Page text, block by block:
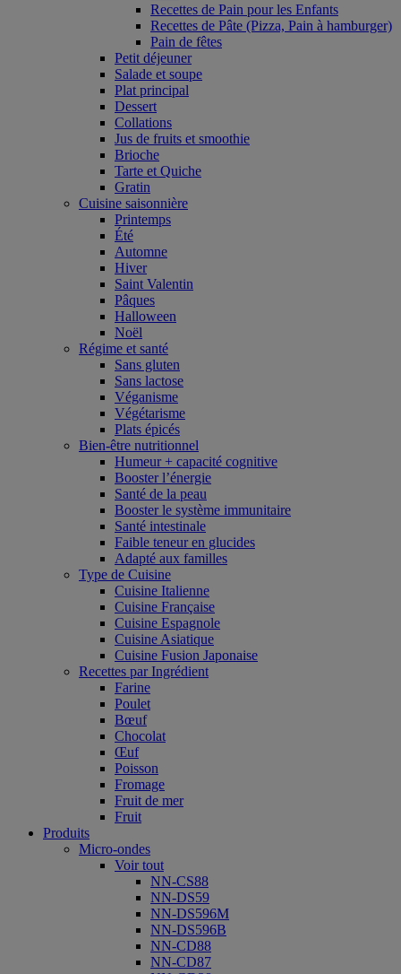
Recettes de Pain pour les Enfants
Recettes de Pâte (Pizza, Pain à hamburger)
Pain de fêtes
Petit déjeuner
Salade et soupe
Plat principal
Dessert
Collations
Jus de fruits et smoothie
Brioche
Tarte et Quiche
Gratin
Cuisine saisonnière
Printemps
Été
Automne
Hiver
Saint Valentin
Pâques
Halloween
Noël
Régime et santé
Sans gluten
Sans lactose
Véganisme
Végétarisme
Plats épicés
Bien-être nutritionnel
Humeur + capacité cognitive
Booster l’énergie
Santé de la peau
Booster le système immunitaire
Santé intestinale
Faible teneur en glucides
Adapté aux familles
Type de Cuisine
Cuisine Italienne
Cuisine Française
Cuisine Espagnole
Cuisine Asiatique
Cuisine Fusion Japonaise
Recettes par Ingrédient
Farine
Poulet
Bœuf
Chocolat
Œuf
Poisson
Fromage
Fruit de mer
Fruit
Produits
Micro-ondes
Voir tout
NN-CS88
NN-DS59
NN-DS596M
NN-DS596B
NN-CD88
NN-CD87